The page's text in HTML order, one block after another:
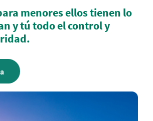
menores ellos tienen lo
y tú todo el control y
ya